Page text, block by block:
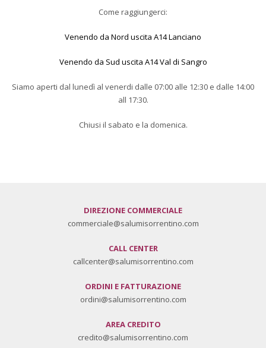
Come raggiungerci:
Venendo da Nord uscita A14 Lanciano
Venendo da Sud uscita A14 Val di Sangro
Siamo aperti dal lunedì al venerdi dalle 07:00 alle 12:30 e dalle 14:00
all 17:30.
Chiusi il sabato e la domenica.
DIREZIONE COMMERCIALE
commerciale@salumisorrentino.com
CALL CENTER
callcenter@salumisorrentino.com
ORDINI E FATTURAZIONE
ordini@salumisorrentino.com
AREA CREDITO
credito@salumisorrentino.com